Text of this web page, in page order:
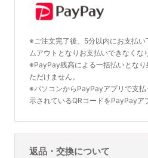
※ご注文完了後、5分以内にお支払
ムアウトとなりお支払いできなくな
※PayPay残高による一括払いとな
ただけません。
※パソコンからPayPayアプリで支
示されているQRコードをPayPayア
返品・交換について